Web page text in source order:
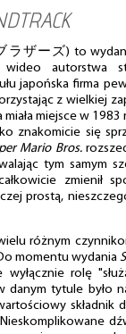
ラザーズ) to
autorstwa
japońska firma
z wielkiej
miejsce w 1983
znakomicie się
Mario Bros.
tym samym
zmienił
prostą,
różnym
momentu wydania
wyłącznie rolę
tytule było
składnik